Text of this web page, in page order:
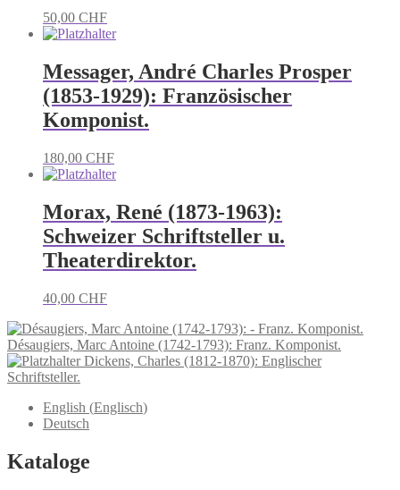
50,00 CHF
Messager, André Charles Prosper
(1853-1929): Französischer
Komponist.
180,00 CHF
Morax, René (1873-1963):
Schweizer Schriftsteller u.
Theaterdirektor.
40,00 CHF
Désaugiers, Marc Antoine (1742-1793): Franz. Komponist.
Dickens, Charles (1812-1870): Englischer
Schriftsteller.
English (Englisch)
Deutsch
Kataloge